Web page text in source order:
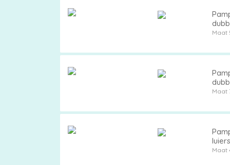
Maat
Maat
Maat